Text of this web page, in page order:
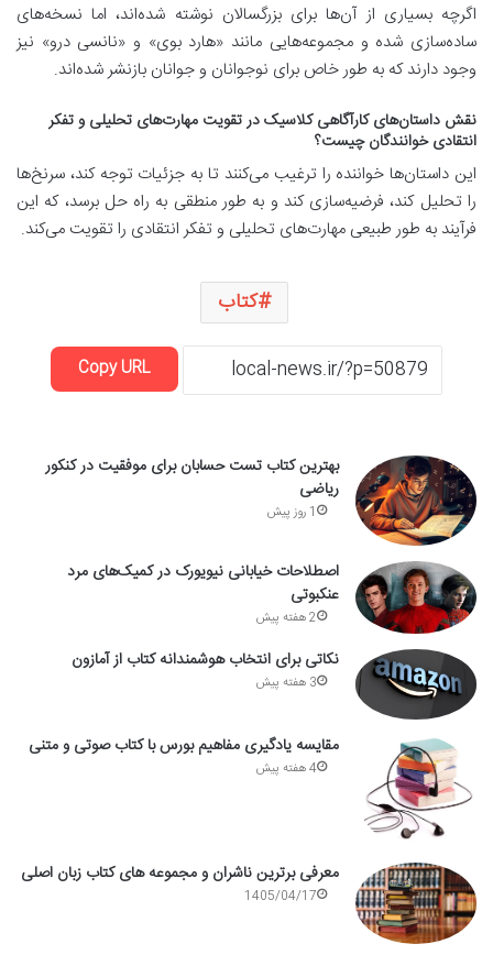
اگرچه بسیاری از آن‌ها برای بزرگسالان نوشته شده‌اند، اما نسخه‌های
ساده‌سازی شده و مجموعه‌هایی مانند «هارد بوی» و «نانسی درو» نیز
وجود دارند که به طور خاص برای نوجوانان و جوانان بازنشر شده‌اند.
نقش داستان‌های کارآگاهی کلاسیک در تقویت مهارت‌های تحلیلی و تفکر
انتقادی خوانندگان چیست؟
این داستان‌ها خواننده را ترغیب می‌کنند تا به جزئیات توجه کند، سرنخ‌ها
را تحلیل کند، فرضیه‌سازی کند و به طور منطقی به راه حل برسد، که این
فرآیند به طور طبیعی مهارت‌های تحلیلی و تفکر انتقادی را تقویت می‌کند.
کتاب
Copy URL
بهترین کتاب تست حسابان برای موفقیت در کنکور
ریاضی
1 روز پیش
اصطلاحات خیابانی نیویورک در کمیک‌های مرد
عنکبوتی
2 هفته پیش
نکاتی برای انتخاب هوشمندانه کتاب از آمازون
3 هفته پیش
مقایسه یادگیری مفاهیم بورس با کتاب صوتی و متنی
4 هفته پیش
معرفی برترین ناشران و مجموعه های کتاب زبان اصلی
1405/04/17